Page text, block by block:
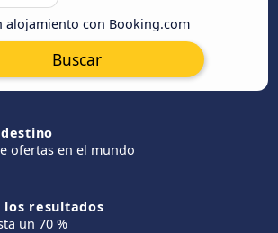
alojamiento con Booking.com
Buscar
ofertas en el mundo
los resultados
un 70 %